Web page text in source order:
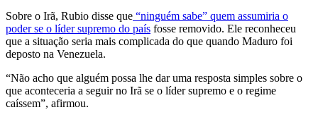
Sobre o Irã, Rubio disse que “ninguém sabe” quem assumiria o
poder se o líder supremo do país fosse removido. Ele reconheceu
que a situação seria mais complicada do que quando Maduro foi
deposto na Venezuela.
“Não acho que alguém possa lhe dar uma resposta simples sobre o
que aconteceria a seguir no Irã se o líder supremo e o regime
caíssem”, afirmou.